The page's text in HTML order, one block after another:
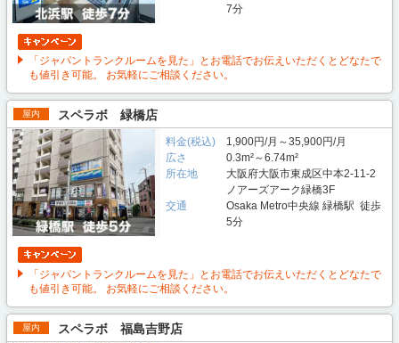
7分
「ジャパントランクルームを見た」とお電話でお伝えいただくとどなたで
も値引き可能。 お気軽にご相談ください。
屋内 スペラボ 緑橋店
料金(税込)
1,900円/月～35,900円/月
広さ
0.3m²～6.74m²
所在地
大阪府大阪市東成区中本2-11-2
ノアーズアーク緑橋3F
交通
Osaka Metro中央線 緑橋駅 徒歩
5分
「ジャパントランクルームを見た」とお電話でお伝えいただくとどなたで
も値引き可能。 お気軽にご相談ください。
屋内 スペラボ 福島吉野店